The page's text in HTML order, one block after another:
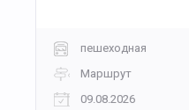
пешеходная
Маршрут
09.08.2026